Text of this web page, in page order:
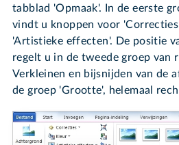
tabblad 'Opmaak'. In de eerste
vindt u knoppen voor
'Artistieke effecten'. De positie
regelt u in de tweede groep van
Verkleinen en bijsnijden van de
de groep 'Grootte', helemaal